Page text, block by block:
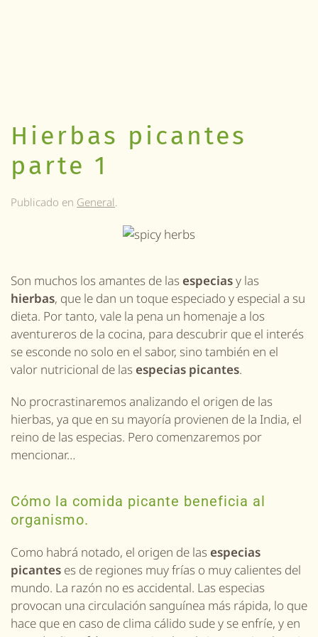
Hierbas picantes
parte 1
Publicado en General.
Son muchos los amantes de las especiasy las
hierbas, que le dan un toque especiado y especial a su
dieta. Por tanto, vale la pena un homenaje a los
aventureros de la cocina, para descubrir que el interés
se esconde no solo en el sabor, sino también en el
valor nutricional de las especias picantes.
No procrastinaremos analizando el origen de las
hierbas, ya que en su mayoría provienen de la India, el
reino de las especias. Pero comenzaremos por
mencionar…
Cómo la comida picante beneficia al
organismo.
Como habrá notado, el origen de las especias
picantes es de regiones muy frías o muy calientes del
mundo. La razón no es accidental. Las especias
provocan una circulación sanguínea más rápida, lo que
hace que en caso de clima cálido sude y se enfríe, y en